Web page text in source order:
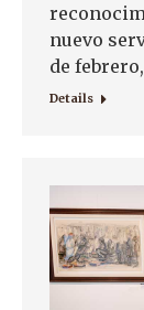
nuevo
de
Details